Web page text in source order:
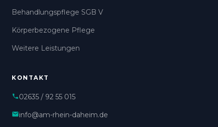
Behandlungspflege SGB V
Körperbezogene Pflege
Weitere Leistungen
KONTAKT
02635 / 92 55 015
info@am-rhein-daheim.de